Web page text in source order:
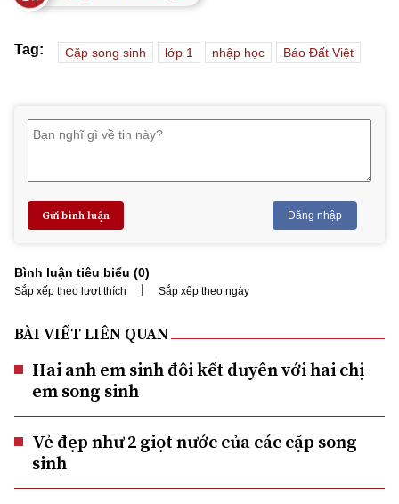
Tag: Cặp song sinh lớp 1 nhập học Báo Đất Việt
Gửi bình luận Đăng nhập
Bình luận tiêu biểu (0)
Sắp xếp theo lượt thích | Sắp xếp theo ngày
BÀI VIẾT LIÊN QUAN
Hai anh em sinh đôi kết duyên với hai chị
em song sinh
Vẻ đẹp như 2 giọt nước của các cặp song
sinh